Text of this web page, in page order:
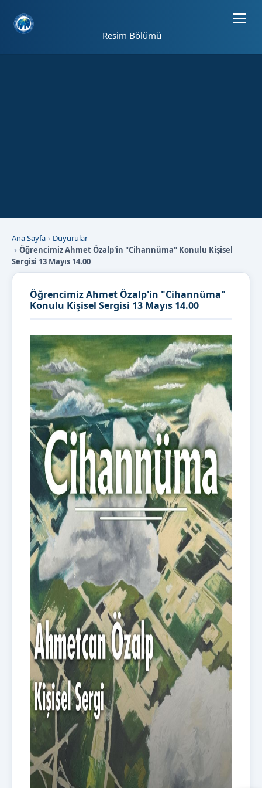
Resim Bölümü
Ana Sayfa
Duyurular
Öğrencimiz Ahmet Özalp'in "Cihannüma" Konulu Kişisel
Sergisi 13 Mayıs 14.00
Öğrencimiz Ahmet Özalp'in "Cihannüma"
Konulu Kişisel Sergisi 13 Mayıs 14.00